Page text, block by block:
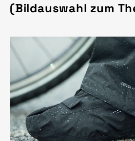
(Bildauswahl zum